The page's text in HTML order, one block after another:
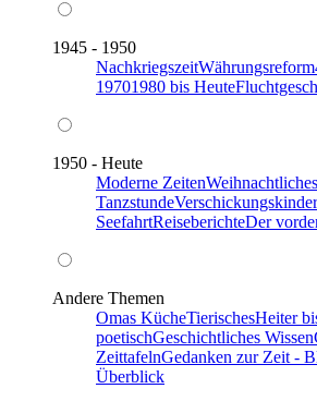
1945 - 1950
NachkriegszeitWährungsreform
19701980 bis Heute
1950 - Heute
Moderne ZeitenWeihnachtliches
TanzstundeVerschickungskinder
SeefahrtReiseberichteDer
Andere Themen
Omas KücheTierischesHeiter
poetischGeschichtliches Wissen
ZeittafelnGedanken zur Zeit -
Überblick